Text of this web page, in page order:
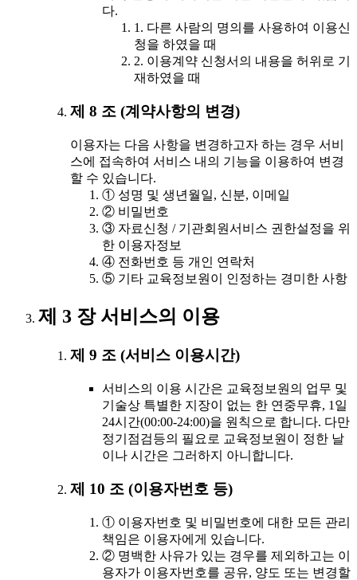
다.
1. 다른 사람의 명의를 사용하여 이용신
청을 하였을 때
2. 이용계약 신청서의 내용을 허위로 기
재하였을 때
제 8 조 (계약사항의 변경)
이용자는 다음 사항을 변경하고자 하는 경우 서비
스에 접속하여 서비스 내의 기능을 이용하여 변경
할 수 있습니다.
① 성명 및 생년월일, 신분, 이메일
② 비밀번호
③ 자료신청 / 기관회원서비스 권한설정을 위
한 이용자정보
④ 전화번호 등 개인 연락처
⑤ 기타 교육정보원이 인정하는 경미한 사항
제 3 장 서비스의 이용
제 9 조 (서비스 이용시간)
서비스의 이용 시간은 교육정보원의 업무 및
기술상 특별한 지장이 없는 한 연중무휴, 1일
24시간(00:00-24:00)을 원칙으로 합니다. 다만
정기점검등의 필요로 교육정보원이 정한 날
이나 시간은 그러하지 아니합니다.
제 10 조 (이용자번호 등)
① 이용자번호 및 비밀번호에 대한 모든 관리
책임은 이용자에게 있습니다.
② 명백한 사유가 있는 경우를 제외하고는 이
용자가 이용자번호를 공유, 양도 또는 변경할